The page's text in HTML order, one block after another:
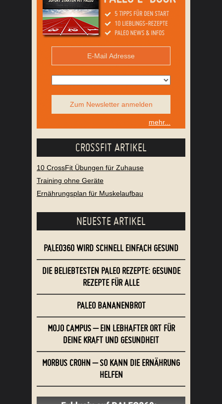
Zum Newsletter anmelden
mehr...
CROSSFIT ARTIKEL
10 CrossFit Übungen für Zuhause
Training ohne Geräte
Ernährungsplan für Muskelaufbau
NEUESTE ARTIKEL
PALEO360 WIRD SCHNELL EINFACH GESUND
DIE BELIEBTESTEN PALEO REZEPTE: GESUNDE
REZEPTE FÜR ALLE
PALEO BANANENBROT
MOJO CAMPUS – EIN LEBHAFTER ORT FÜR
DEINE KRAFT UND GESUNDHEIT
MORBUS CROHN – SO KANN DIE ERNÄHRUNG
HELFEN